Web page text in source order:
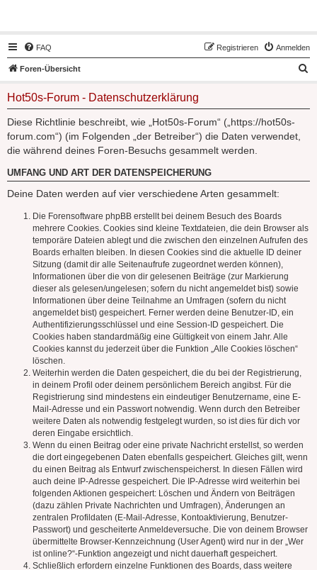
FAQ Anmelden
Registrieren
Foren-Übersicht
Hot50s-Forum - Datenschutzerklärung
Diese Richtlinie beschreibt, wie „Hot50s-Forum“ („https://hot50s-
forum.com“) (im Folgenden „der Betreiber“) die Daten verwendet,
die während deines Foren-Besuchs gesammelt werden.
UMFANG UND ART DER DATENSPEICHERUNG
Deine Daten werden auf vier verschiedene Arten gesammelt:
Die Forensoftware phpBB erstellt bei deinem Besuch des Boards
mehrere Cookies. Cookies sind kleine Textdateien, die dein Browser als
temporäre Dateien ablegt und die zwischen den einzelnen Aufrufen des
Boards erhalten bleiben. In diesen Cookies sind die aktuelle ID deiner
Sitzung (damit dir alle Seitenaufrufe zugeordnet werden können),
Informationen über die von dir gelesenen Beiträge (zur Markierung
dieser als gelesen/ungelesen; sofern du nicht angemeldet bist) sowie
Informationen über deine Teilnahme an Umfragen (sofern du nicht
angemeldet bist) gespeichert. Ferner werden deine Benutzer-ID, ein
Authentifizierungsschlüssel und eine Session-ID gespeichert. Die
Cookies haben standardmäßig eine Gültigkeit von einem Jahr. Alle
Cookies kannst du jederzeit über die Funktion „Alle Cookies löschen“
löschen.
Weiterhin werden die Daten gespeichert, die du bei der Registrierung,
in deinem Profil oder deinem persönlichem Bereich angibst. Für die
Registrierung sind mindestens ein eindeutiger Benutzername, eine E-
Mail-Adresse und ein Passwort notwendig. Wenn durch den Betreiber
weitere Daten als notwendig festgelegt wurden, so ist dies für dich vor
deren Eingabe ersichtlich.
Wenn du einen Beitrag oder eine private Nachricht erstellst, so werden
die dort eingegebenen Daten ebenfalls gespeichert. Gleiches gilt, wenn
du einen Beitrag als Entwurf zwischenspeicherst. In diesen Fällen wird
auch deine IP-Adresse gespeichert. Die IP-Adresse wird weiterhin bei
folgenden Aktionen gespeichert: Löschen und Ändern von Beiträgen
(dazu zählen Private Nachrichten und Umfragen), Änderungen an
zentralen Profildaten (E-Mail-Adresse, Kontoaktivierung, Benutzer-
Passwort) und gescheiterte Anmeldeversuche. Die von deinem Browser
übermittelte Browser-Kennzeichnung (User Agent) wird nur in der „Wer
ist online?“-Funktion angezeigt und nicht dauerhaft gespeichert.
Schließlich erfordern einzelne Funktionen des Boards, dass weitere